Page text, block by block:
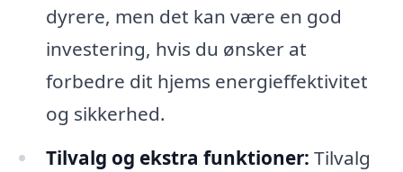
dyrere, men det kan være en god
investering, hvis du ønsker at
forbedre dit hjems energieffektivitet
og sikkerhed.
Tilvalg og ekstra funktioner: Tilvalg